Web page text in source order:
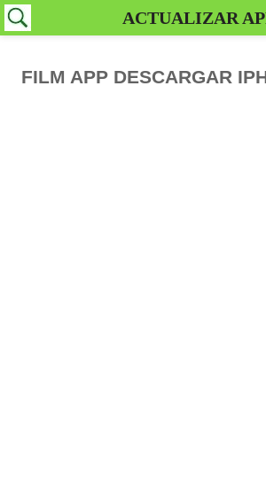
FILM APP DESCARGAR
ACTUALIZAR